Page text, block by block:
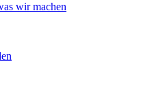
wir machen